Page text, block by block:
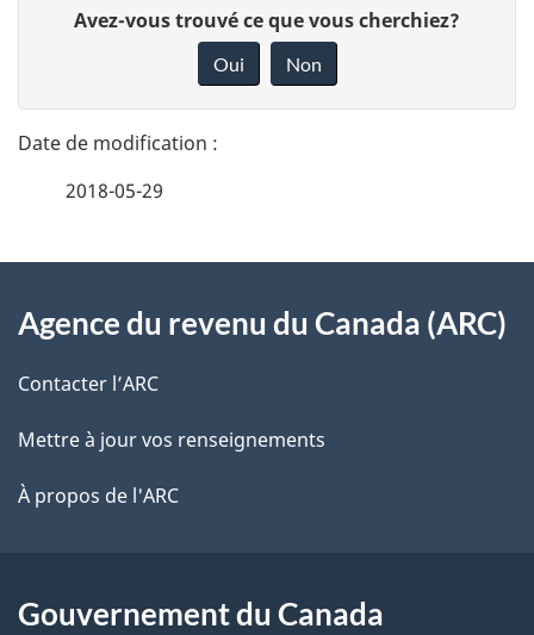
t
a
l
s
l
a
a
n
o
t
r
e
é
t
a
Avez-vous trouvé ce que vous cherchiez?
Oui Non
2018-05-29
propos
de
ce
site
Agence du revenu du Canada (ARC)
Contacter l’ARC
Mettre à jour vos renseignements
À propos de l'ARC
Gouvernement du Canada